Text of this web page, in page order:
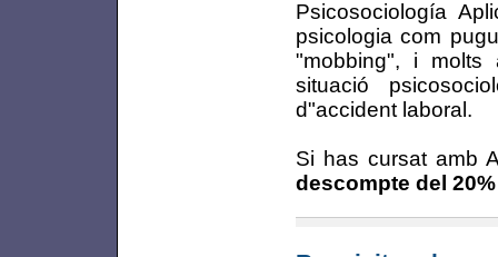
Psicosociología
psicologia com
"mobbing", i molts
situació
d"accident laboral.
Si has cursat amb
descompte del 20%